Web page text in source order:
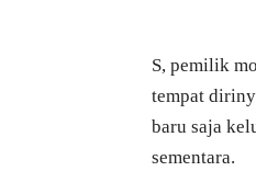
S, pemilik
tempat
baru saja
sementara.